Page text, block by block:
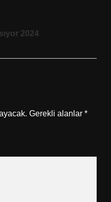
2024
Gerekli alanlar *